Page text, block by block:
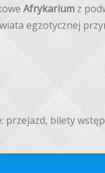
Afrykarium z
egzotycznej
przejazd, bilety